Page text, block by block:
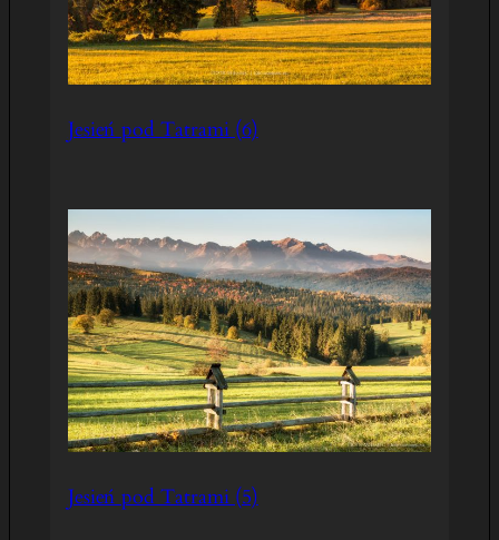
Jesień pod Tatrami (6)
Jesień pod Tatrami (5)